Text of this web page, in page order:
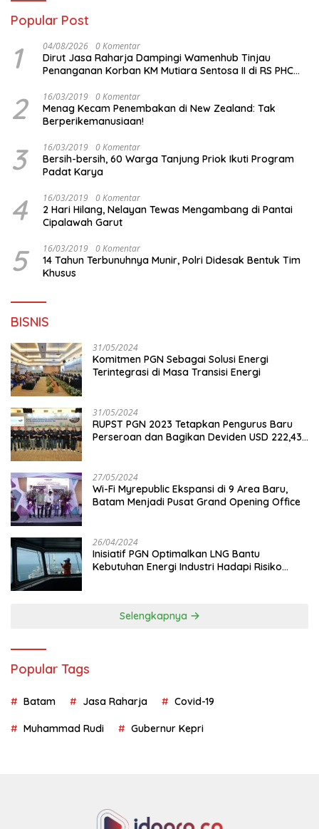
Popular Post
1 04/08/2026 0 Komentar
Dirut Jasa Raharja Dampingi Wamenhub Tinjau
Penanganan Korban KM Mutiara Sentosa II di RS PHC
2 16/03/2019 0 Komentar
Menag Kecam Penembakan di New Zealand: Tak
Berperikemanusiaan!
3 16/03/2019 0 Komentar
Bersih-bersih, 60 Warga Tanjung Priok Ikuti Program
Padat Karya
4 16/03/2019 0 Komentar
2 Hari Hilang, Nelayan Tewas Mengambang di Pantai
Cipalawah Garut
5 16/03/2019 0 Komentar
14 Tahun Terbunuhnya Munir, Polri Didesak Bentuk Tim
Khusus
BISNIS
31/05/2024
Komitmen PGN Sebagai Solusi Energi
Terintegrasi di Masa Transisi Energi
31/05/2024
RUPST PGN 2023 Tetapkan Pengurus Baru
Perseroan dan Bagikan Deviden USD 222,43
27/05/2024
Wi-Fi Myrepublic Ekspansi di 9 Area Baru,
Batam Menjadi Pusat Grand Opening Office
26/04/2024
Inisiatif PGN Optimalkan LNG Bantu
Kebutuhan Energi Industri Hadapi Risiko
Selengkapnya
Popular Tags
Batam Jasa Raharja Covid-19
Muhammad Rudi Gubernur Kepri